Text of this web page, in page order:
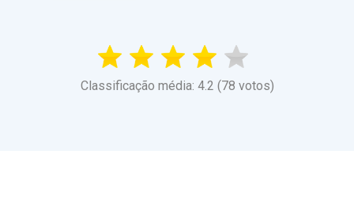
Classificação média: 4.2 (78 votos)